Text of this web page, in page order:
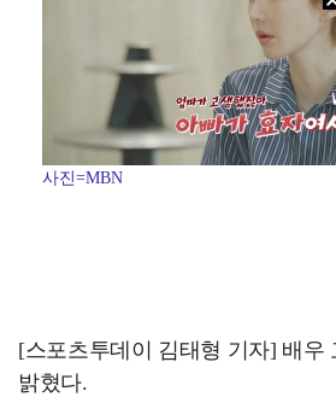
사진=MBN
[스포츠투데이 김태형 기자] 배우
밝혔다.